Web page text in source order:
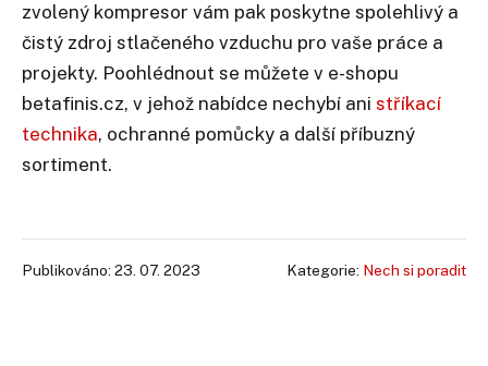
zvolený kompresor vám pak poskytne spolehlivý a
čistý zdroj stlačeného vzduchu pro vaše práce a
projekty. Poohlédnout se můžete v e-shopu
betafinis.cz, v jehož nabídce nechybí ani stříkací
technika, ochranné pomůcky a další příbuzný
sortiment.
Publikováno: 23. 07. 2023 Kategorie: Nech si poradit